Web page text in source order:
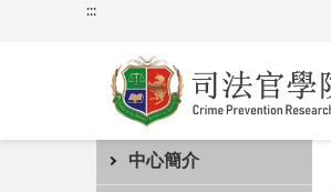
:::
中心簡介